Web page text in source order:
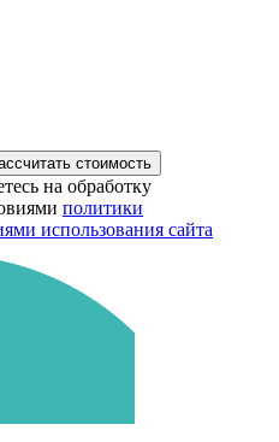
стоимость
на обработку
политики
использования сайта